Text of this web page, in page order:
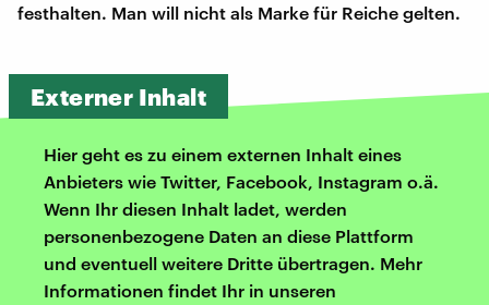
festhalten. Man will nicht als Marke für Reiche gelten.
Externer Inhalt
Hier geht es zu einem externen Inhalt eines
Anbieters wie Twitter, Facebook, Instagram o.ä.
Wenn Ihr diesen Inhalt ladet, werden
personenbezogene Daten an diese Plattform
und eventuell weitere Dritte übertragen. Mehr
Informationen findet Ihr in unseren